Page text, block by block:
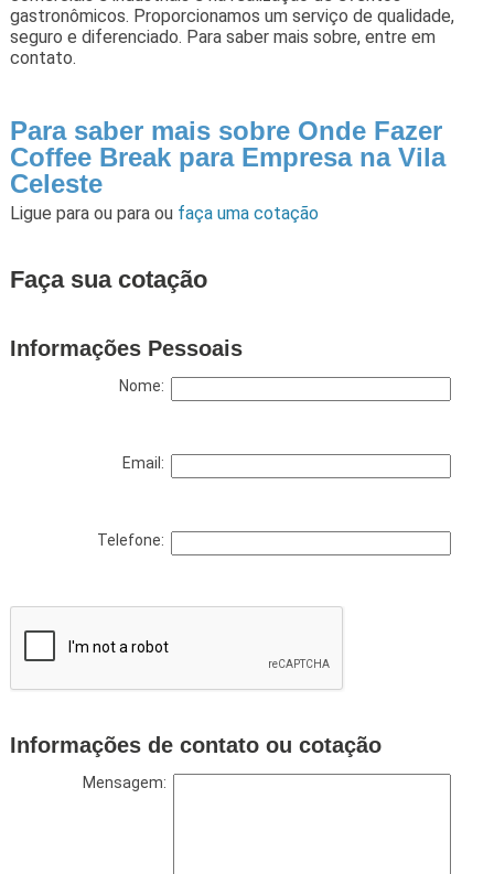
gastronômicos. Proporcionamos um serviço de qualidade,
seguro e diferenciado. Para saber mais sobre, entre em
contato.
Para saber mais sobre Onde Fazer
Coffee Break para Empresa na Vila
Celeste
Ligue para ou para ou faça uma cotação
Faça sua cotação
Informações Pessoais
Nome:
Email:
Telefone:
Informações de contato ou cotação
Mensagem: